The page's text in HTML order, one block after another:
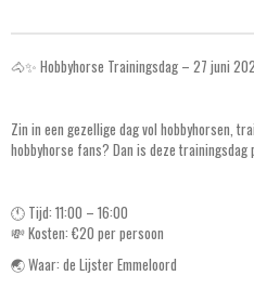
🐴✨ Hobbyhorse Trainingsdag – 27 juni
Zin in een gezellige dag vol hobbyhorsen,
hobbyhorse fans? Dan is deze
🕚 Tijd: 11:00 – 16:00
💸 Kosten: €20 per persoon
🌏 Waar: de Lijster Emmeloord